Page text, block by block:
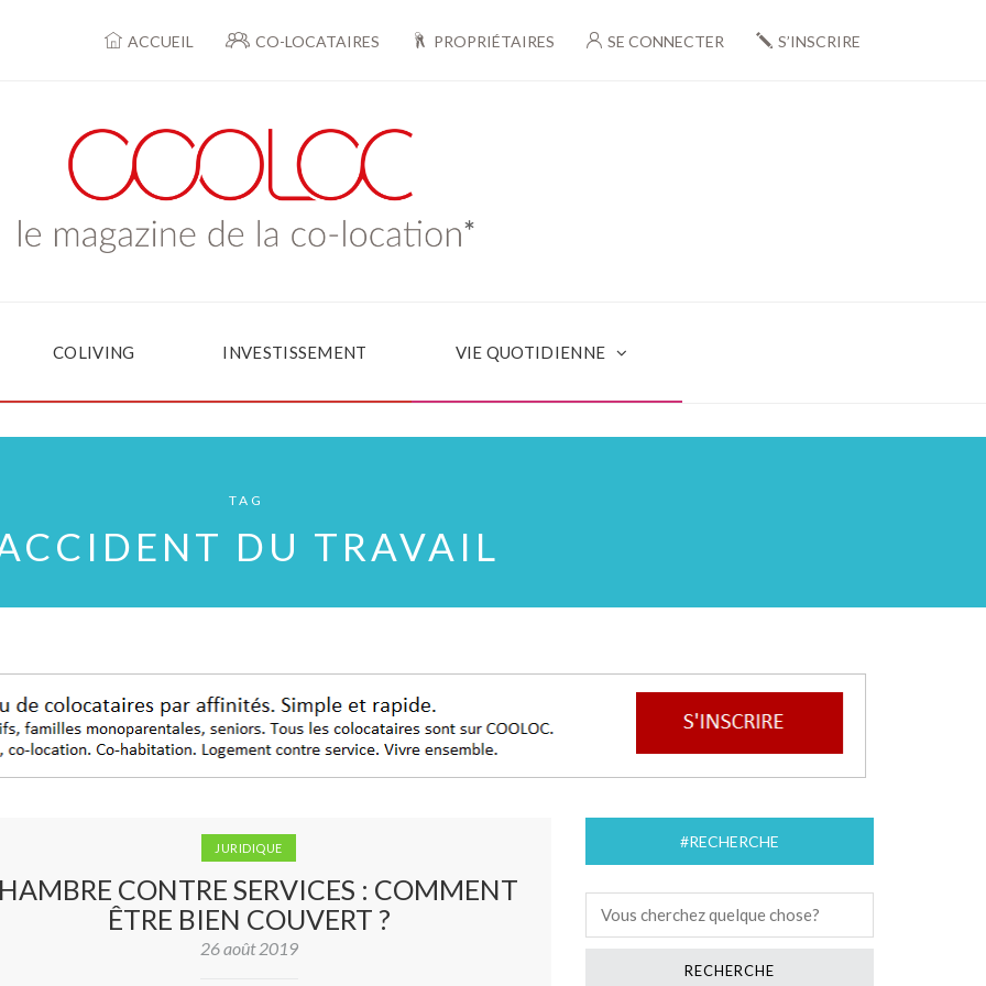
ACCUEIL CO-LOCATAIRES PROPRIÉTAIRES SE CONNECTER S’INSCRIRE
COLIVING INVESTISSEMENT VIE QUOTIDIENNE
TAG
DU TRAVAIL
JURIDIQUE
CONTRE SERVICES : COMMENT
ÊTRE BIEN COUVERT ?
26 août 2019
#RECHERCHE